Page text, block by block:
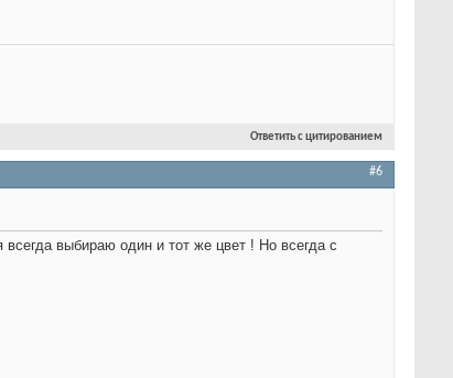
Ответить с цитированием
#6
выбираю один и тот же цвет ! Но всегда с